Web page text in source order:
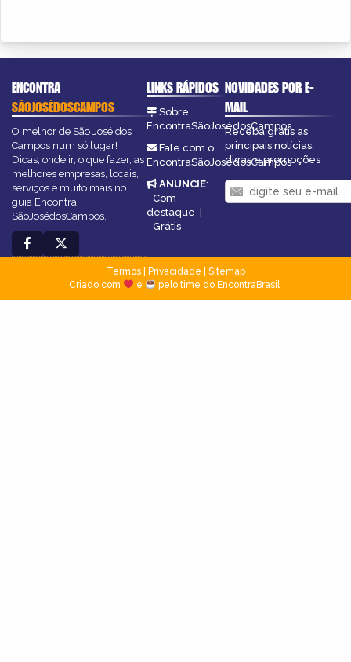
ENCONTRA
SÃOJOSÉDOSCAMPOS
O melhor de São José dos
Campos num só lugar!
Dicas, onde ir, o que fazer, as
melhores empresas, locais,
serviços e muito mais no
guia Encontra
SãoJosédosCampos.
LINKS RÁPIDOS
Sobre
EncontraSãoJosédosCampos
Fale com o
EncontraSãoJosédosCampos
ANUNCIE:
Com
destaque |
Grátis
NOVIDADES POR E-
MAIL
Receba grátis as
principais notícias,
dicas e promoções
Termos| Privacidade
Sitemap
Criado com
e pelo time do EncontraBrasil